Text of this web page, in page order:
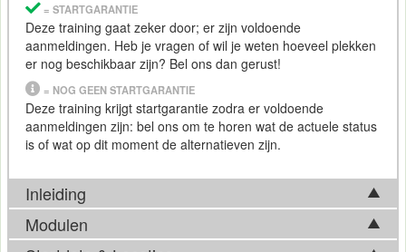
= STARTGARANTIE
Deze training gaat zeker door; er zijn voldoende
aanmeldingen. Heb je vragen of wil je weten hoeveel plekken
er nog beschikbaar zijn? Bel ons dan gerust!
= NOG GEEN STARTGARANTIE
Deze training krijgt startgarantie zodra er voldoende
aanmeldingen zijn: bel ons om te horen wat de actuele status
is of wat op dit moment de alternatieven zijn.
Inleiding
Jirabiedt uitgebreide mogelijkheden om
Modulen